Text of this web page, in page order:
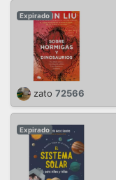
Expirado
zato 72566
Expirado